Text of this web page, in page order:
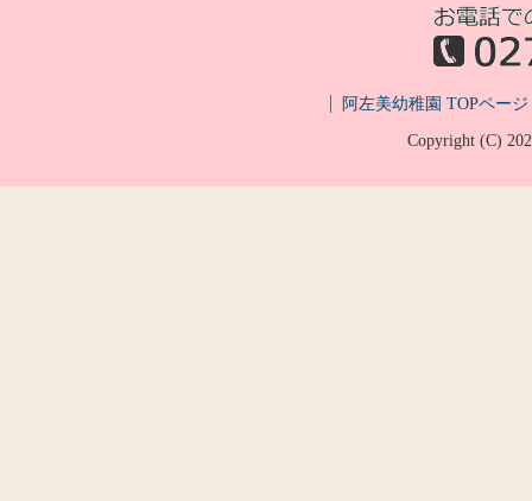
阿左美幼稚園 TOPページ
Copyright (C)